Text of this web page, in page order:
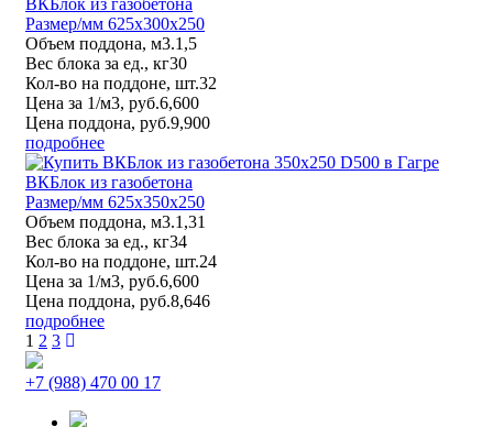
Размер/мм 625x300x250
Объем поддона, м3.1,5
Вес блока за ед., кг30
Кол-во на поддоне, шт.32
Цена за 1/м3, руб.6,600
Цена поддона, руб.9,900
подробнее
ВКБлок из газобетона
Размер/мм 625x350x250
Объем поддона, м3.1,31
Вес блока за ед., кг34
Кол-во на поддоне, шт.24
Цена за 1/м3, руб.6,600
Цена поддона, руб.8,646
подробнее
1 2 3
+7 (988) 470 00 17